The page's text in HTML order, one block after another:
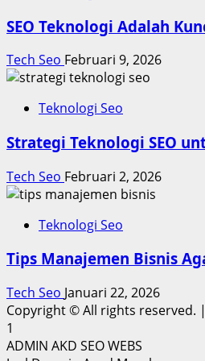
SEO Teknologi Adalah
Tech Seo Februari 9, 2026
Teknologi Seo
Strategi Teknologi SEO
Tech Seo Februari 2, 2026
Teknologi Seo
Tips Manajemen Bisnis
Tech Seo Januari 22, 2026
Copyright © All rights reserved. |
1
ADMIN AKD SEO WEBS